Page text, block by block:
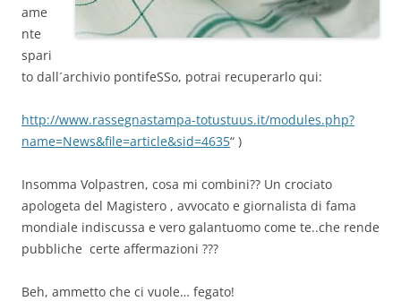
ame
nte
spari
to dall´archivio pontifeSSo, potrai recuperarlo qui:
http://www.rassegnastampa-totustuus.it/modules.php?
name=News&file=article&sid=4635“ )
Insomma Volpastren, cosa mi combini?? Un crociato
apologeta del Magistero , avvocato e giornalista di fama
mondiale indiscussa e vero galantuomo come te..che rende
pubbliche certe affermazioni ???
Beh, ammetto che ci vuole… fegato!